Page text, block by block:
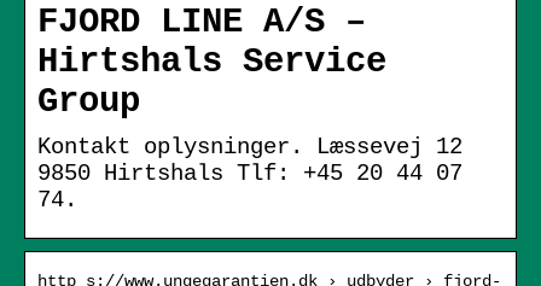
FJORD LINE A/S –
Hirtshals Service
Group
Kontakt oplysninger. Læssevej 12
9850 Hirtshals Tlf: +45 20 44 07
74.
http s://www.ungegarantien.dk › udbyder › fjord-